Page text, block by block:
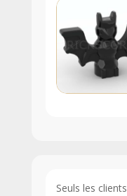
Seuls les